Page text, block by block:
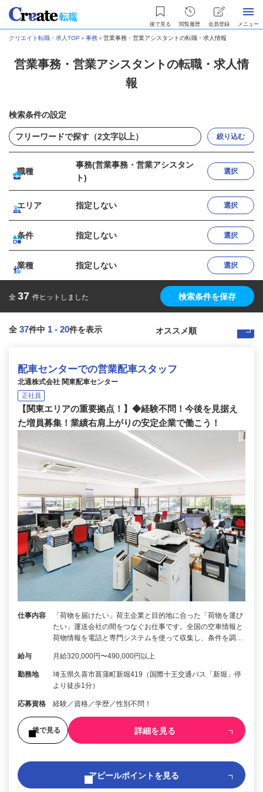
後で見る 閲覧履歴 会員登録 メニュー
クリエイト転職・求人TOP ＞事務＞営業事務・営業アシスタントの転職・求人情報
営業事務・営業アシスタントの転職・求人情
報
検索条件の設定
絞り込む
職種
事務(営業事務・営業アシスタン
ト)
選択
エリア 指定しない 選択
条件 指定しない 選択
業種 指定しない 選択
全 37 件ヒットしました 検索条件を保存
全 37件中 1 - 20件を表示
配車センターでの営業配車スタッフ
北通株式会社 関東配車センター
正社員
【関東エリアの重要拠点！】◆経験不問！今後を見据え
た増員募集！業績右肩上がりの安定企業で働こう！
仕事内容
「荷物を届けたい」荷主企業と目的地に合った「荷物を運び
たい」運送会社の間をつなぐお仕事です。全国の空車情報と
荷物情報を電話と専門システムを使って収集し、条件を調…
給与 月給320,000円〜490,000円以上
勤務地
埼玉県久喜市菖蒲町新堀419（国際十王交通バス「新堀」停
より徒歩1分）
応募資格 経験／資格／学歴／性別不問！
後で見る 詳細を見る
アピールポイントを見る